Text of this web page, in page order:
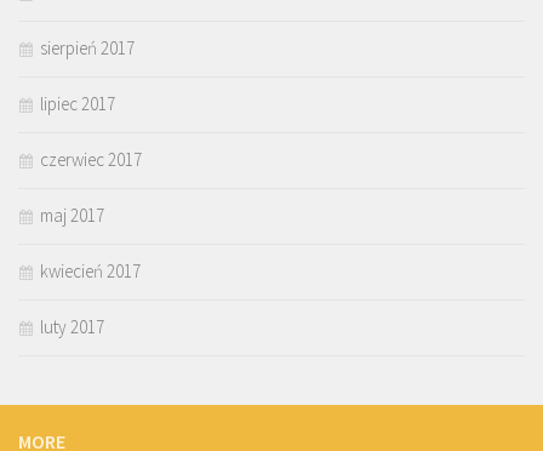
sierpień 2017
lipiec 2017
czerwiec 2017
maj 2017
kwiecień 2017
luty 2017
MORE